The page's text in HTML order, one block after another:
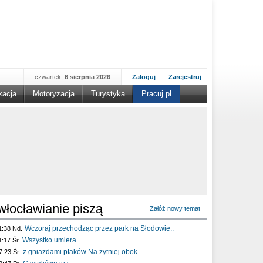
Zaloguj Zarejestruj
czwartek, 6 sierpnia 2026
Motoryzacja Turystyka Pracuj.pl
piszą Załóż nowy temat
Nd. Wczoraj przechodząc przez park na Słodowie..
Śr. Wszystko umiera
Śr. z gniazdami ptaków Na żytniej obok..